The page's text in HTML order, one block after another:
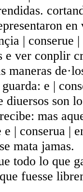
| conserue
e ver conplir
maneras
e |
diuersos son
mas
| conserua |
mata jamas.
todo lo que
fuesse